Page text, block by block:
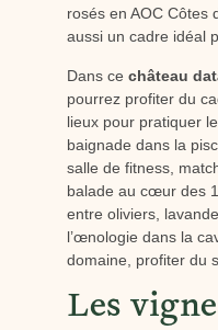
rosés en AOC Côtes
aussi un cadre idéal
Dans ce château
pourrez profiter du
lieux pour pratiquer
baignade dans la
salle de fitness,
balade au cœur des
entre oliviers,
l’œnologie dans la
domaine, profiter du
Les